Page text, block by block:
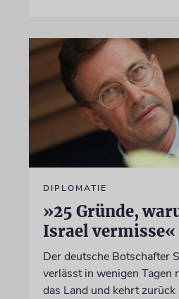
DIPLOMATIE
»25 Gründe,
Israel vermisse«
Der deutsche Botschafter
verlässt in wenigen Tagen
das Land und kehrt zurück